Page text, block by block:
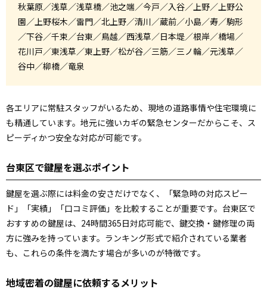
秋葉原／浅草／浅草橋／池之端／今戸／入谷／上野／上野公
園／上野桜木／雷門／北上野／清川／蔵前／小島／寿／駒形
／下谷／千束／台東／鳥越／西浅草／日本堤／根岸／橋場／
花川戸／東浅草／東上野／松が谷／三筋／三ノ輪／元浅草／
谷中／柳橋／竜泉
各エリアに常駐スタッフがいるため、現地の道路事情や住宅環境に
も精通しています。地元に強いカギの緊急センターだからこそ、ス
ピーディかつ安全な対応が可能です。
台東区で鍵屋を選ぶポイント
鍵屋を選ぶ際には料金の安さだけでなく、「緊急時の対応スピー
ド」「実績」「口コミ評価」を比較することが重要です。台東区で
おすすめの鍵屋は、24時間365日対応可能で、鍵交換・鍵修理の両
方に強みを持っています。ランキング形式で紹介されている業者
も、これらの条件を満たす場合が多いのが特徴です。
地域密着の鍵屋に依頼するメリット